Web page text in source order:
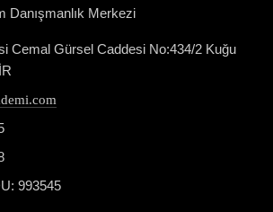
Danışmanlık Merkezi
Cemal Gürsel Caddesi No:434/2 Kuğu
993545